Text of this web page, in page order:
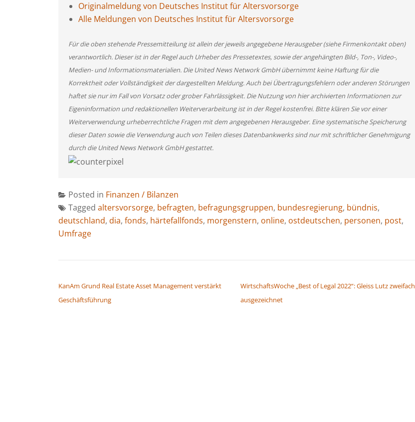
Originalmeldung von Deutsches Institut für Altersvorsorge
Alle Meldungen von Deutsches Institut für Altersvorsorge
Für die oben stehende Pressemitteilung ist allein der jeweils angegebene Herausgeber (siehe Firmenkontakt oben)
verantwortlich. Dieser ist in der Regel auch Urheber des Pressetextes, sowie der angehängten Bild-, Ton-, Video-,
Medien- und Informationsmaterialien. Die United News Network GmbH übernimmt keine Haftung für die
Korrektheit oder Vollständigkeit der dargestellten Meldung. Auch bei Übertragungsfehlern oder anderen Störungen
haftet sie nur im Fall von Vorsatz oder grober Fahrlässigkeit. Die Nutzung von hier archivierten Informationen zur
Eigeninformation und redaktionellen Weiterverarbeitung ist in der Regel kostenfrei. Bitte klären Sie vor einer
Weiterverwendung urheberrechtliche Fragen mit dem angegebenen Herausgeber. Eine systematische Speicherung
dieser Daten sowie die Verwendung auch von Teilen dieses Datenbankwerks sind nur mit schriftlicher Genehmigung
durch die United News Network GmbH gestattet.
Posted in Finanzen / Bilanzen
Tagged altersvorsorge, befragten, befragungsgruppen, bundesregierung, bündnis,
deutschland, dia, fonds, härtefallfonds, morgenstern, online, ostdeutschen, personen, post,
Umfrage
KanAm Grund Real Estate Asset Management verstärkt
Geschäftsführung
WirtschaftsWoche „Best of Legal 2022“: Gleiss Lutz zweifach
ausgezeichnet